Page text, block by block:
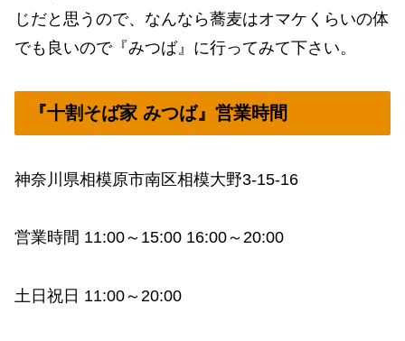
じだと思うので、なんなら蕎麦はオマケくらいの体
でも良いので『みつば』に行ってみて下さい。
『十割そば家 みつば』営業時間
神奈川県相模原市南区相模大野3-15-16
営業時間 11:00～15:00 16:00～20:00
土日祝日 11:00～20:00